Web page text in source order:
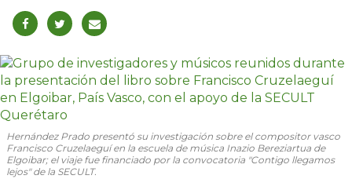
Hernández Prado presentó su investigación sobre el compositor vasco
Francisco Cruzelaeguí en la escuela de música Inazio Bereziartua de
Elgoibar; el viaje fue financiado por la convocatoria "Contigo llegamos
lejos" de la SECULT.